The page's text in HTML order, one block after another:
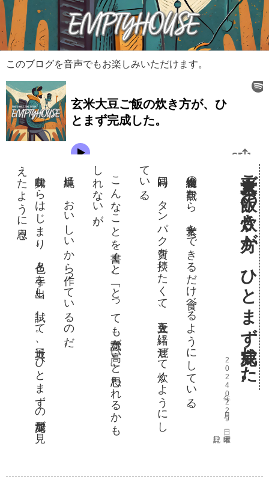
このブログを音声でもお楽しみいただけます。
玄米大豆ご飯の炊き方が、ひとまず完成した。
2024年02月29日 木曜日
食物繊維の観点から、玄米をできるだけ食べるようにしている。
同時に
。
タ
ン
パ
ク質
を摂
り
た
く
て
、大豆
を一緒
に混
ぜ
て炊
く
よ
う
に
し
てい
る
。
こ
ん
な
こ
と
を書
く
と
。「
と
っ
て
も意識
が高
い」
と思
わ
れ
る
か
も
しれ
な
い
が
。
単純に。おいしいから作っているのだ。
興味か
ら
は
じ
ま
り
、色々
と手
を出
し
、試
し
て
。最近
、
ひ
と
ま
ず
の完成形
が見
えた
よ
う
に思
う
。